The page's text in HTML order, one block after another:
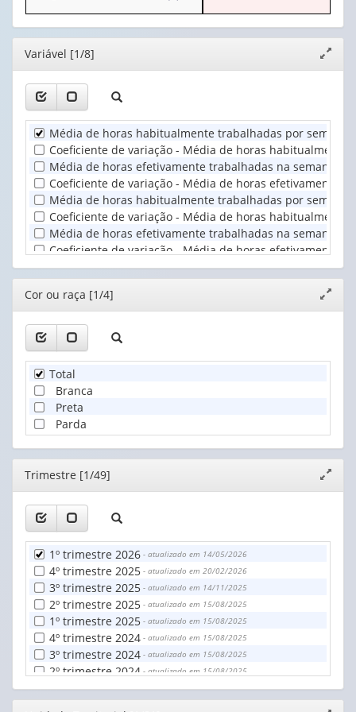
1
valor):
Trimestre
(possui
apenas
valor):
ou
raça
(1)
para
o
cabeçalho
(possui
apenas
valor):
Unidade
Territorial
(1)
Editor
janela
Variável [1/8]
Média de horas habitualmente trabalhadas por semana
Coeficiente de variação - Média de horas
Média de horas efetivamente trabalhadas na semana
Coeficiente de variação - Média de horas efetivamente
Média de horas habitualmente trabalhadas por semana
Coeficiente de variação - Média de horas
Média de horas efetivamente trabalhadas na semana
Coeficiente de variação - Média de horas efetivamente
Editor
janela
Cor ou raça [1/4]
Total
Branca
Preta
Parda
Editor
janela
Trimestre [1/49]
1º trimestre 2026 - atualizado em 14/05/2026
4º trimestre 2025 - atualizado em 20/02/2026
3º trimestre 2025 - atualizado em 14/11/2025
2º trimestre 2025 - atualizado em 15/08/2025
1º trimestre 2025 - atualizado em 15/08/2025
4º trimestre 2024 - atualizado em 15/08/2025
3º trimestre 2024 - atualizado em 15/08/2025
2º trimestre 2024 - atualizado em 15/08/2025
1º trimestre 2024- atualizado em 15/08/2025
4º trimestre 2023